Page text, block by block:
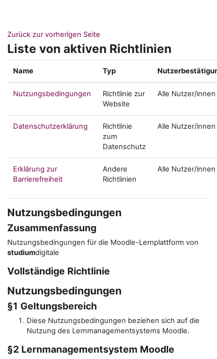
Zurück zur vorherigen Seite
Liste von aktiven Richtlinien
Name Typ
Nutzungsbedingungen
Richtlinie zur
Website
Alle Nutzer/innen
Datenschutzerklärung
Richtlinie
zum
Datenschutz
Alle Nutzer/innen
Erklärung zur
Barrierefreiheit
Andere
Richtlinien
Alle Nutzer/innen
Nutzungsbedingungen
Zusammenfassung
Nutzungsbedingungen für die Moodle-Lernplattform von
studiumdigitale
Vollständige Richtlinie
Nutzungsbedingungen
§1 Geltungsbereich
Diese Nutzungsbedingungen beziehen sich auf die
Nutzung des Lernmanagementsystems Moodle.
§2 Lernmanagementsystem Moodle